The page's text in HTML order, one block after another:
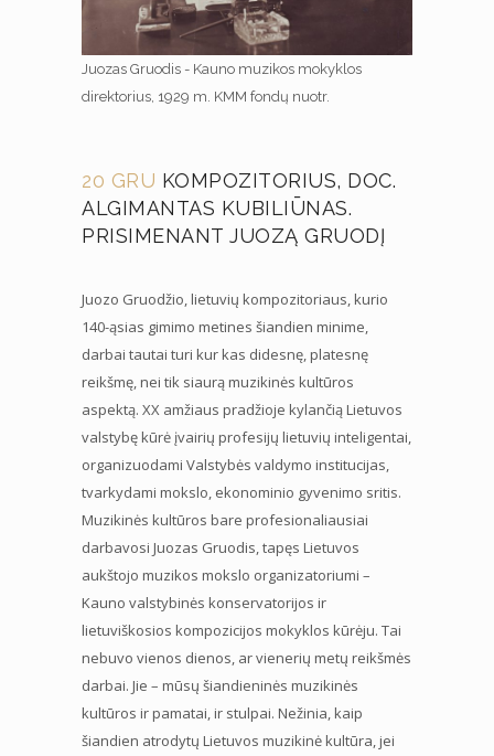
Juozas Gruodis - Kauno muzikos mokyklos
direktorius, 1929 m. KMM fondų nuotr.
20 GRU KOMPOZITORIUS, DOC.
ALGIMANTAS KUBILIŪNAS.
PRISIMENANT JUOZĄ GRUODĮ
Juozo Gruodžio, lietuvių kompozitoriaus, kurio
140-ąsias gimimo metines šiandien minime,
darbai tautai turi kur kas didesnę, platesnę
reikšmę, nei tik siaurą muzikinės kultūros
aspektą. XX amžiaus pradžioje kylančią Lietuvos
valstybę kūrė įvairių profesijų lietuvių inteligentai,
organizuodami Valstybės valdymo institucijas,
tvarkydami mokslo, ekonominio gyvenimo sritis.
Muzikinės kultūros bare profesionaliausiai
darbavosi Juozas Gruodis, tapęs Lietuvos
aukštojo muzikos mokslo organizatoriumi –
Kauno valstybinės konservatorijos ir
lietuviškosios kompozicijos mokyklos kūrėju. Tai
nebuvo vienos dienos, ar vienerių metų reikšmės
darbai. Jie – mūsų šiandieninės muzikinės
kultūros ir pamatai, ir stulpai. Nežinia, kaip
šiandien atrodytų Lietuvos muzikinė kultūra, jei